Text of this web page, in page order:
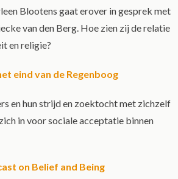
Blootens gaat erover in gesprek met
van den Berg. Hoe zien zij de relatie
en religie?
eind van de Regenboog
en hun strijd en zoektocht met zichzelf
in voor sociale acceptatie binnen
on Belief and Being